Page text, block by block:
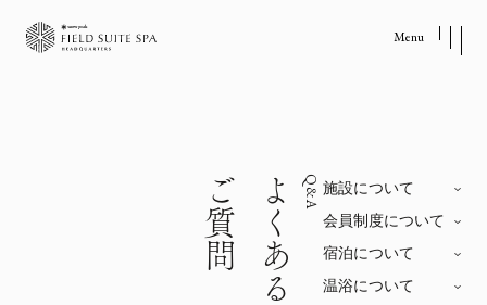
Menu
コンセプト
ストア
フロアマップ
Q&A
よくある
ご質問
施設について
会員制度について
宿泊について
温浴について